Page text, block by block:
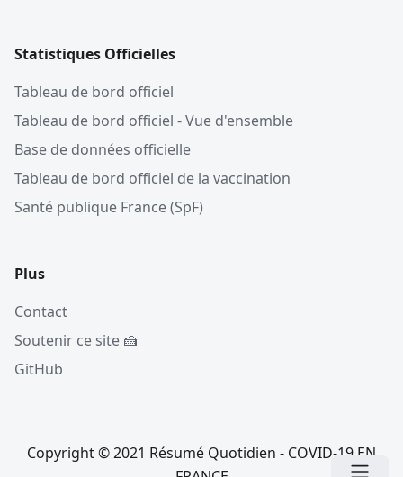
Statistiques Officielles
Tableau de bord officiel
Tableau de bord officiel - Vue d'ensemble
Base de données officielle
Tableau de bord officiel de la vaccination
Santé publique France (SpF)
Plus
Contact
Soutenir ce site 🍰
GitHub
Copyright © 2021 Résumé Quotidien - COVID-19 EN